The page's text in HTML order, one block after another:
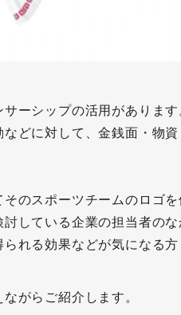
ーシップの活用があります
どに対して、金銭面・物資
のスポーツチームのロゴを
している企業の担当者のな
れる効果などが気になる方
がらご紹介します。